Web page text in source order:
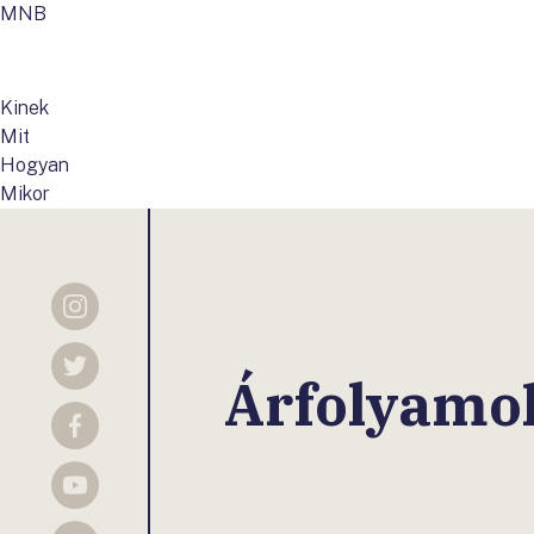
MNB
Kinek
Mit
Hogyan
Mikor
Instagram
Twitter
Facebook
YouTube